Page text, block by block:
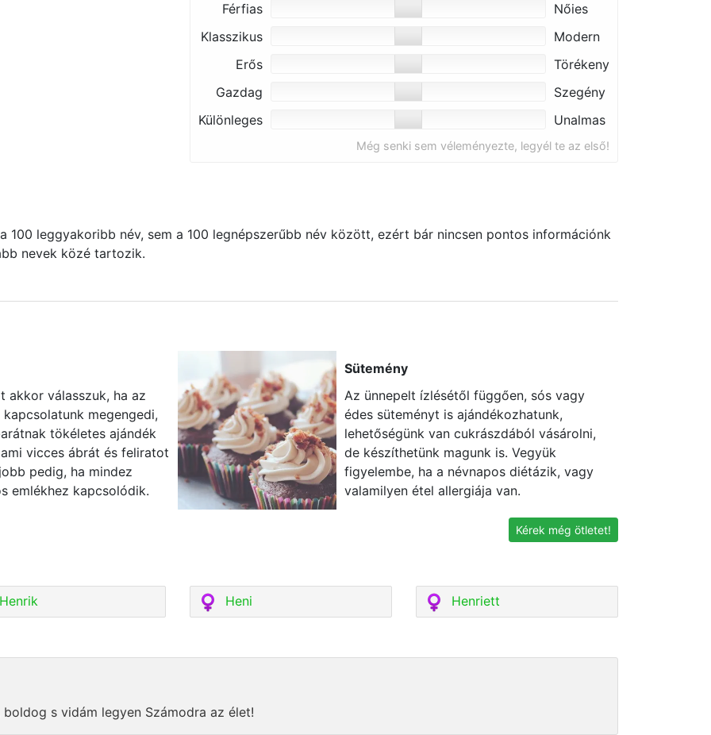
Férfias
Nőies
Klasszikus
Modern
Erős
Törékeny
Gazdag
Szegény
Különleges
Unalmas
Még senki sem véleményezte, legyél te az első!
100 leggyakoribb név, sem a 100 legnépszerűbb név között, ezért bár nincsen pontos információnk
nevek közé tartozik.
akkor válasszuk, ha az
megengedi,
tökéletes ajándék
vicces ábrát és feliratot
pedig, ha mindez
emlékhez kapcsolódik.
Sütemény
Az ünnepelt ízlésétől függően, sós vagy
édes süteményt is ajándékozhatunk,
lehetőségünk van cukrászdából vásárolni,
de készíthetünk magunk is. Vegyük
figyelembe, ha a névnapos diétázik, vagy
valamilyen étel allergiája van.
Kérek még ötletet!
Henrik Heni Henriett
s vidám legyen Számodra az élet!